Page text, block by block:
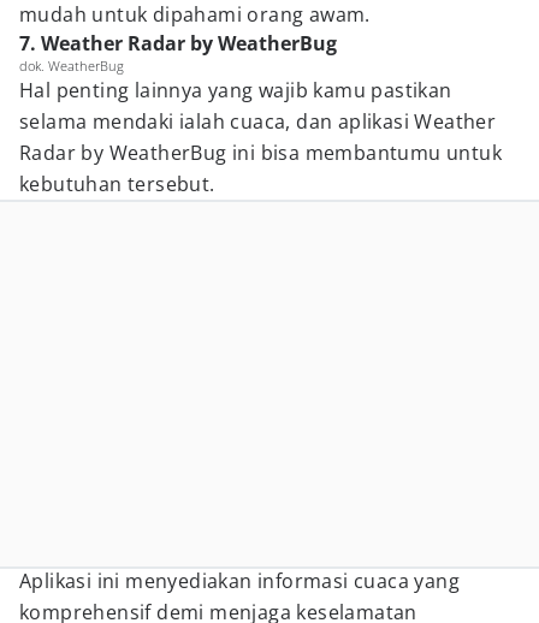
mudah untuk dipahami orang awam.
7. Weather Radar by WeatherBug
dok. WeatherBug
Hal penting lainnya yang wajib kamu pastikan
selama mendaki ialah cuaca, dan aplikasi Weather
Radar by WeatherBug ini bisa membantumu untuk
kebutuhan tersebut.
Aplikasi ini menyediakan informasi cuaca yang
komprehensif demi menjaga keselamatan